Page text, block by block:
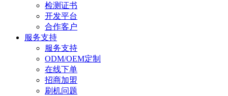
检测证书
开发平台
合作客户
服务支持
服务支持
ODM/OEM定制
在线下单
招商加盟
刷机问题